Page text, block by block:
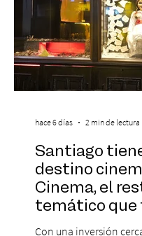
Santiago
destino
Cinema, el
temático que
Hollywood a
Con una inversión
hace 6 días 2 min de lectura